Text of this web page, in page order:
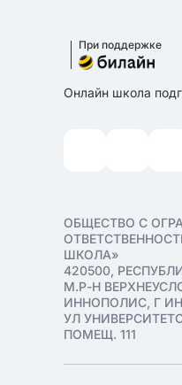
При поддержке
Онлайн школа
ОБЩЕСТВО С
ШКОЛА»
420500,
М.Р-Н
ИННОПОЛИС, Г
УЛ
ПОМЕЩ. 111